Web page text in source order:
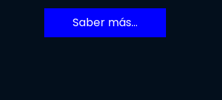
Saber más...